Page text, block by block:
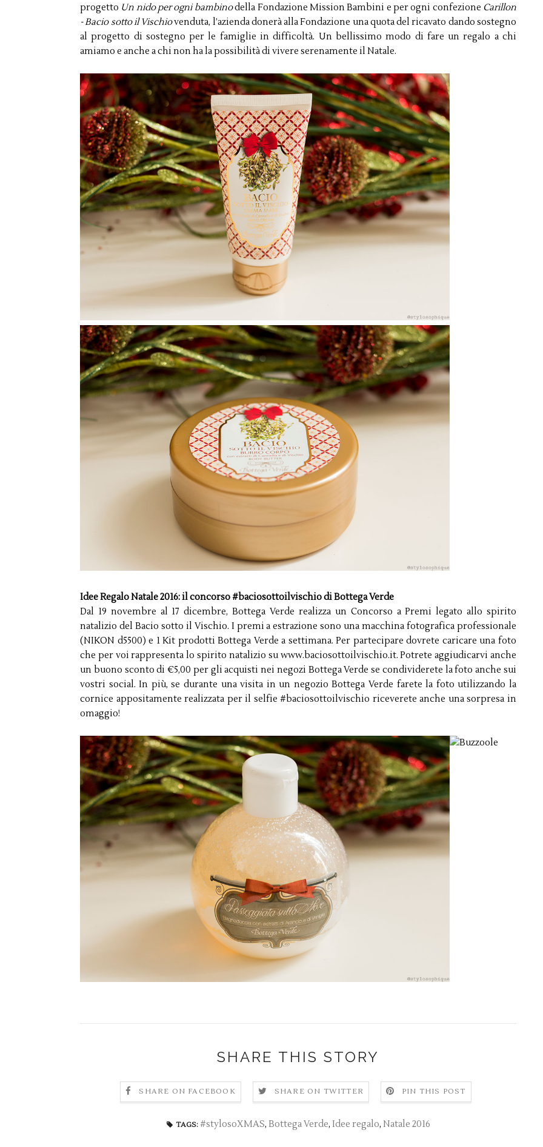
progetto Un nido per ogni bambinodella Fondazione Mission Bambini e per ogni confezione Carillon
- Bacio sotto il Vischiovenduta, l’azienda donerà alla Fondazione una quota del ricavato dando sostegno
al progetto di sostegno per le famiglie in difficoltà. Un bellissimo modo di fare un regalo a chi
amiamo e anche a chi non ha la possibilità di vivere serenamente il Natale.
Idee Regalo Natale 2016: il concorso #baciosottoilvischio di Bottega Verde
Dal 19 novembre al 17 dicembre, Bottega Verde realizza un Concorso a Premi legato allo spirito
natalizio del Bacio sotto il Vischio. I premi a estrazione sono una macchina fotografica professionale
(NIKON d5500) e 1 Kit prodotti Bottega Verde a settimana. Per partecipare dovrete caricare una foto
che per voi rappresenta lo spirito natalizio su www.baciosottoilvischio.it. Potrete aggiudicarvi anche
un buono sconto di €5,00 per gli acquisti nei negozi Bottega Verde se condividerete la foto anche sui
vostri social. In più, se durante una visita in un negozio Bottega Verde farete la foto utilizzando la
cornice appositamente realizzata per il selfie #baciosottoilvischio riceverete anche una sorpresa in
omaggio!
SHARE THIS STORY
SHARE ON FACEBOOK SHARE ON TWITTER PIN THIS POST
TAGS: #stylosoXMAS, Bottega Verde, Idee regalo, Natale 2016